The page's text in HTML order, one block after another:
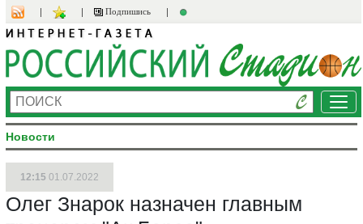
Подпишись
Новости
12:15 01.07.2022
Олег Знарок назначен главным